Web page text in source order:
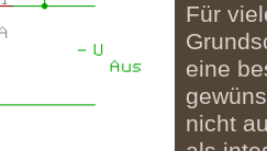
Für
eine
nicht